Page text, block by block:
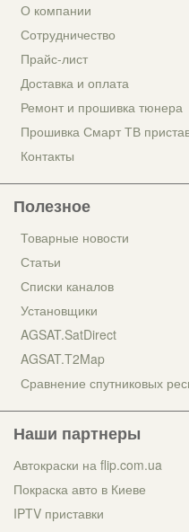
О компании
Сотрудничество
Прайс-лист
Доставка и оплата
Ремонт и прошивка тюнера
Прошивка Смарт ТВ
Контакты
Полезное
Товарные новости
Статьи
Списки каналов
Установщики
AGSAT.SatDirect
AGSAT.T2Map
Сравнение спутниковых
Наши партнеры
Автокраски на flip.com.ua
Покраска авто в Киеве
IPTV приставки